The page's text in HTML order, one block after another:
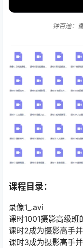
钟百迪：
课程目录：
录像1_.avi
课时1001摄影高级班
课时2成为摄影高手
课时3成为摄影高手